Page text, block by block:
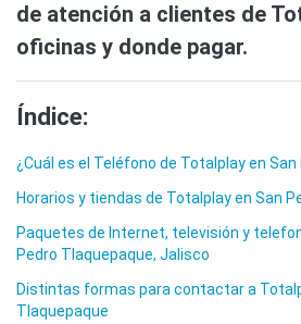
de atención a clientes de
oficinas y donde pagar.
Índice:
¿Cuál es el Teléfono de Totalplay en
Horarios y tiendas de Totalplay en San
Paquetes de Internet, televisión y
Pedro Tlaquepaque, Jalisco
Distintas formas para contactar a
Tlaquepaque